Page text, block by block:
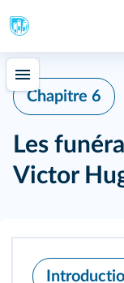
Chapitre 6
Les
Victor